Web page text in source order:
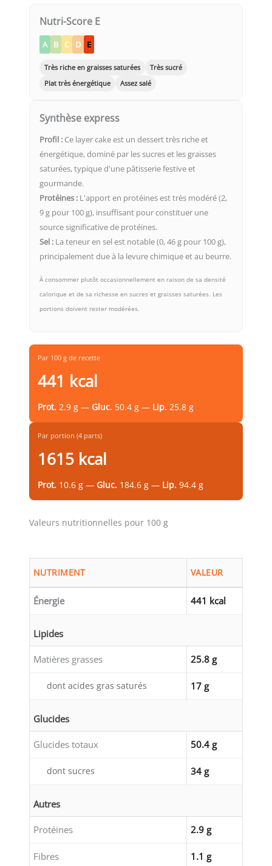
Nutri-Score E
A B C D E
Très riche en graisses saturées
Très sucré
Plat très énergétique
Assez salé
Synthèse express
Profil : Ce layer cake est un dessert très riche et
énergétique, dominé par les sucres et les graisses
saturées, typique d'une pâtisserie festive et
gourmande.
Protéines : L'apport en protéines est très modéré (2,
9 g pour 100 g), insuffisant pour constituer une
source significative de protéines.
Sel : La teneur en sel est notable (0, 46 g pour 100 g),
principalement due à la levure chimique et au beurre.
À consommer plutôt occasionnellement en raison de sa densité
calorique et de sa richesse en sucres et graisses saturées. Les
portions doivent rester modérées.
Par 100 g de recette
441 kcal
Prot. 2.9 g — Gluc. 50.4 g — Lip. 25.8 g
Par portion (4 parts)
1615 kcal
Prot. 10.6 g — Gluc. 184.6 g — Lip. 94.4 g
Valeurs nutritionnelles pour 100 g
NUTRIMENT VALEUR
Énergie 441 kcal
Lipides
Matières grasses 25.8 g
dont acides gras saturés 17 g
Glucides
Glucides totaux 50.4 g
dont sucres 34 g
Autres
Protéines 2.9 g
Fibres 1.1 g